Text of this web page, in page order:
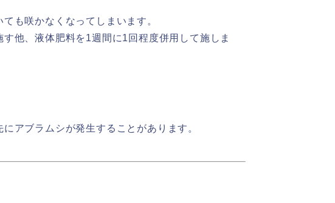
も咲かなくなってしまいます。
他、液体肥料を1週間に1回程度併用して施しま
アブラムシが発生することがあります。